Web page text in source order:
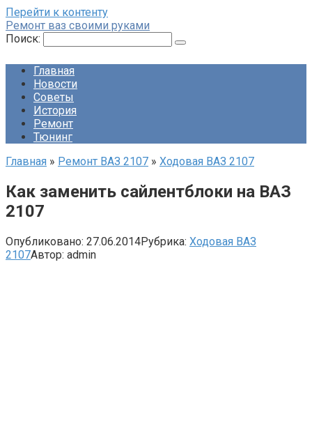
Перейти к контенту
Ремонт ваз своими руками
Поиск:
Главная
Новости
Советы
История
Ремонт
Тюнинг
Главная » Ремонт ВАЗ 2107 » Ходовая ВАЗ 2107
Как заменить сайлентблоки на ВАЗ
2107
Опубликовано: 27.06.2014Рубрика: Ходовая ВАЗ
2107Автор: admin